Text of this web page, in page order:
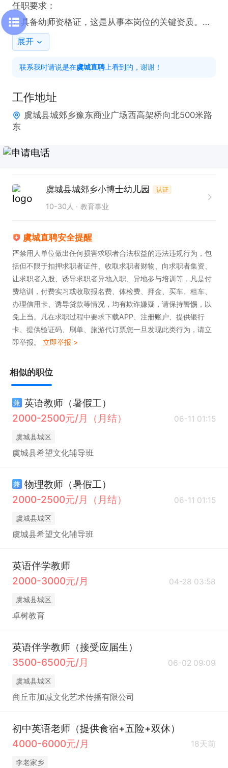
任职要求：
1. 具备幼师资格证，这是从事本岗位的关键资质。
2. 需拥有良好的沟通能力，以便与家长和同事高效交
3. 要有较强的责任心，认真对待后勤及指导工作的每
4. 应具备耐心与爱心，为幼儿和家长营造温暖、关怀
的氛围。
合。
本岗位为幼儿园主班教师，提供工作餐、食宿、交通
入，一起为孩子们的成长贡献力量！若您是通过虞城
直聘看到此信息，请在打电话时提及，感谢您的关
注！
展开
联系我时请说是在虞城直聘 上看到的，谢谢！
工作地址
虞城县城郊乡豫东商业广场西高架桥向北500米路
东
虞城县城郊乡小博士幼儿园 认证
10-30人 教育事业
虞城直聘安全提醒
严禁用人单位做出任何损害求职者合法权益的违法违规行为，包
括但不限于扣押求职者证件、收取求职者财物、向求职者集资、
让求职者入股、诱导求职者异地入职、异地参与培训等，凡是付
费培训，付费实习或收取报名费、体检费、押金、买车、租车、
办理信用卡、诱导贷款等情况，均有欺诈嫌疑，请保持警惕，以
免上当。凡在求职过程中要求下载APP、注册账户、提供银行
卡、提供验证码、刷单、旅游代订票您一旦发现此类行为，请立
即举报。 立即举报 >
相似的职位
兼 英语教师（暑假工）
2000-2500元/月（月结）
06-11 01:15
虞城县城区
虞城县希望文化辅导班
兼 物理教师（暑假工）
2000-2500元/月（月结）
06-11 01:15
虞城县城区
虞城县希望文化辅导班
英语伴学教师
2000-3000元/月
04-28 03:58
虞城县城区
卓树教育
英语伴学教师（接受应届生）
3500-6500元/月
06-02 09:09
虞城县城区
商丘市加减文化艺术传播有限公司
初中英语老师（提供食宿+五险+双休）
4000-6000元/月
18天前
李老家乡